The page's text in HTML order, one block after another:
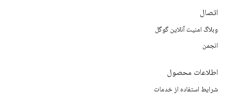
اتصال
وبلاگ امنیت آنلاین گوگل
انجمن
اطلاعات محصول
شرایط استفاده از خدمات